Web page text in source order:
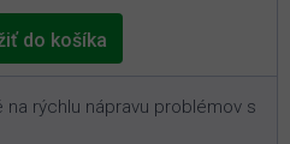
rýchlu nápravu problémov s